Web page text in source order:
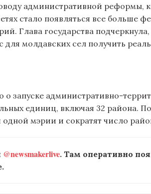
административной реформы,
стало появляться все больше
Глава государства
молдавских сел получить
о запуске административно-
единиц, включая 32 района.
мэрии и сократят число
@newsmakerlive. Там оперативно